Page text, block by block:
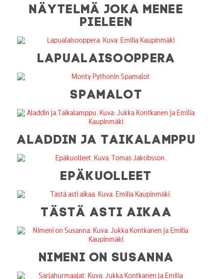
NÄYTELMÄ JOKA MENEE
PIELEEN
LAPUALAISOOPPERA
SPAMALOT
ALADDIN JA TAIKALAMPPU
EPÄKUOLLEET
TÄSTÄ ASTI AIKAA
NIMENI ON SUSANNA